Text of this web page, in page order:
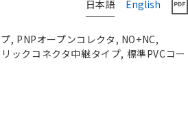
日本語 English
, PNPオープンコレクタ, NO+NC,
ックコネクタ中継タイプ, 標準PVCコー